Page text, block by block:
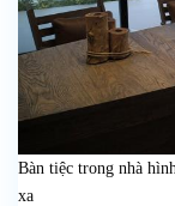
Bàn tiệc trong nhà
xa